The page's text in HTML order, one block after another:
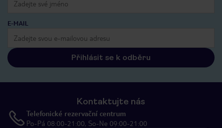
E-MAIL
Přihlásit se k odběru
Kontaktujte nás
Telefonické rezervační centrum
Po-Pá 08:00-21:00, So-Ne 09:00-21:00